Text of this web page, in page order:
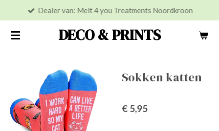
naar
DECO & PRINTS
Dealer van: Melt 4 you Treatments Noordkroon
Sokken katten
€ 5,95